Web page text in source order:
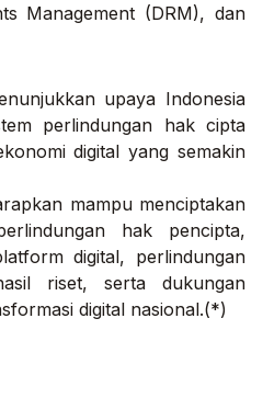
Management (DRM), dan
upaya Indonesia
perlindungan hak cipta
digital yang semakin
mampu menciptakan
hak pencipta,
digital, perlindungan
riset, serta dukungan
digital nasional.(*)